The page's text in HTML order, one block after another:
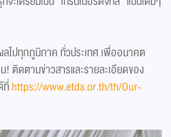
ไปทุกภูมิภาค ทั่วประเทศ เพื่ออนาคต
ติดตามข่าวสารและรายละเอียดของ
ที่https://www.etda.or.th/th/Our-